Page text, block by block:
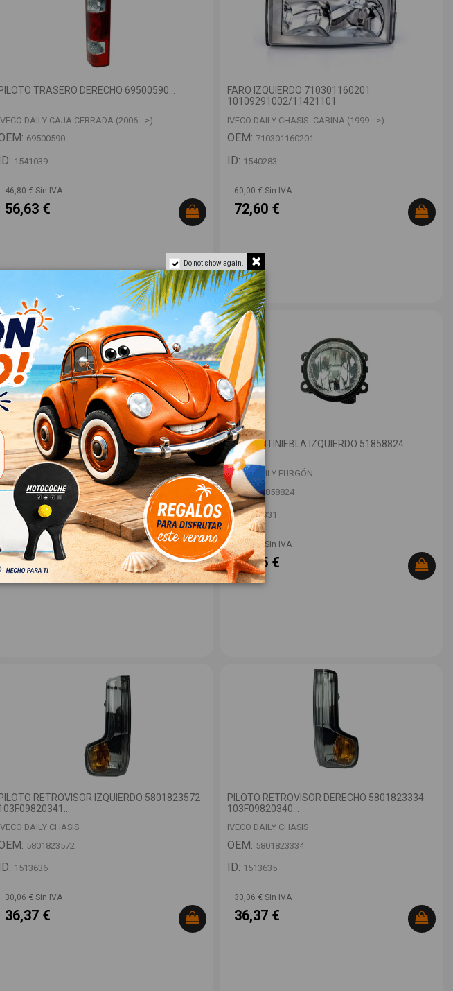
PILOTO TRASERO DERECHO 69500590...
DAILY CAJA CERRADA (2006 =>)
69500590
1541039
46,80 € Sin IVA
56,63 €
FARO IZQUIERDO 710301160201
10109291002/11421101
IVECO DAILY CHASIS- CABINA (1999 =>)
OEM: 710301160201
ID: 1540283
60,00 € Sin IVA
72,60 €
CARCASA RETROVISOR DERECHO 3801911...
IVECO DAILY FURGÓN
3801911
1534332
13,00 € Sin IVA
15,73 €
FARO ANTINIEBLA IZQUIERDO 51858824...
IVECO DAILY FURGÓN
OEM:51858824
ID:1534331
28,80 € Sin IVA
34,85 €
RETROVISOR IZQUIERDO 5801823572
DAILY CHASIS
5801823572
ID: 1513636
30,06 € Sin IVA
36,37 €
PILOTO RETROVISOR DERECHO 5801823334
103F09820340...
IVECO DAILY CHASIS
OEM: 5801823334
ID: 1513635
30,06 € Sin IVA
36,37 €
Do not show again.